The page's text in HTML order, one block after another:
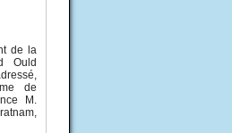
de la
Ould
de
M.